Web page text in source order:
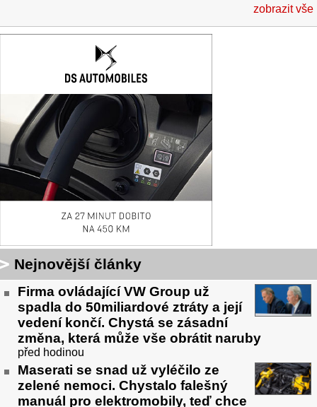
zobrazit vše
Nejnovější články
Firma ovládající VW Group už
spadla do 50miliardové ztráty a její
vedení končí. Chystá se zásadní
změna, která může vše obrátit naruby
před hodinou
Maserati se snad už vyléčilo ze
zelené nemoci. Chystalo falešný
manuál pro elektromobily, teď chce